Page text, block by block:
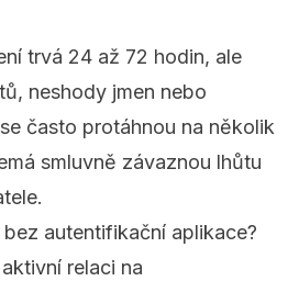
trvá 24 až 72 hodin, ale
neshody jmen nebo
často protáhnou na několik
smluvně závaznou lhůtu
autentifikační aplikace?
relaci na